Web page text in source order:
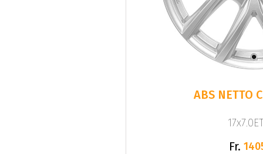
ABS NETTO
Fr.